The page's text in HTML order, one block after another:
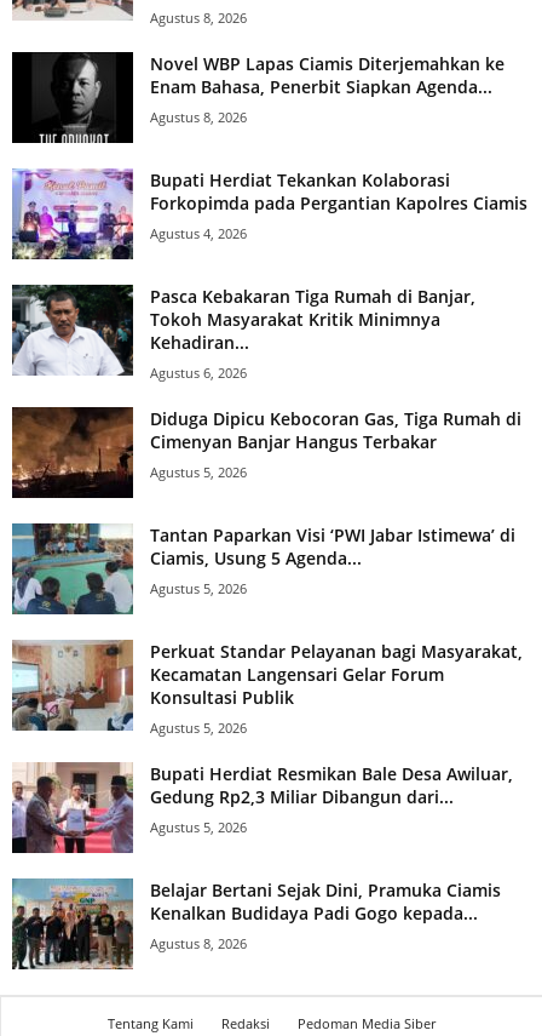
Agustus 8, 2026
Novel WBP Lapas Ciamis Diterjemahkan ke
Enam Bahasa, Penerbit Siapkan Agenda...
Agustus 8, 2026
Bupati Herdiat Tekankan Kolaborasi
Forkopimda pada Pergantian Kapolres Ciamis
Agustus 4, 2026
Pasca Kebakaran Tiga Rumah di Banjar,
Tokoh Masyarakat Kritik Minimnya
Kehadiran...
Agustus 6, 2026
Diduga Dipicu Kebocoran Gas, Tiga Rumah di
Cimenyan Banjar Hangus Terbakar
Agustus 5, 2026
Tantan Paparkan Visi ‘PWI Jabar Istimewa’ di
Ciamis, Usung 5 Agenda...
Agustus 5, 2026
Perkuat Standar Pelayanan bagi Masyarakat,
Kecamatan Langensari Gelar Forum
Konsultasi Publik
Agustus 5, 2026
Bupati Herdiat Resmikan Bale Desa Awiluar,
Gedung Rp2,3 Miliar Dibangun dari...
Agustus 5, 2026
Belajar Bertani Sejak Dini, Pramuka Ciamis
Kenalkan Budidaya Padi Gogo kepada...
Agustus 8, 2026
Tentang Kami Redaksi Pedoman Media Siber